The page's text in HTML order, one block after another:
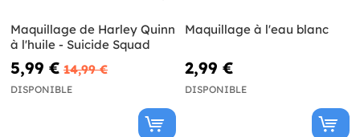
Maquillage de Harley Quinn
à l'huile - Suicide Squad
5,99 € 14,99 €
DISPONIBLE
Maquillage à l'eau blanc
2,99 €
DISPONIBLE